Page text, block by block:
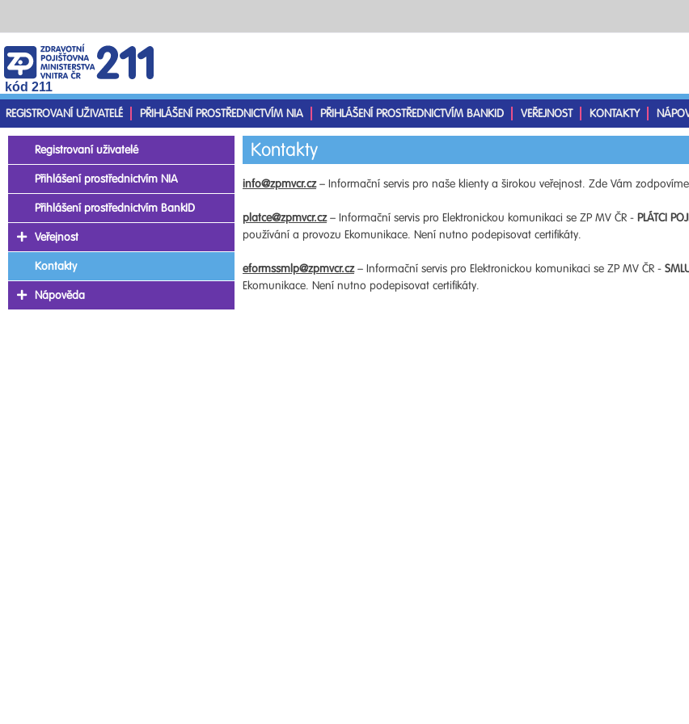
kód 211
REGISTROVANÍ UŽIVATELÉ
PŘIHLÁŠENÍ PROSTŘEDNICTVÍM NIA PŘIHLÁŠENÍ PROSTŘEDNICTVÍM BANKID VEŘEJNOST KONTAKTY
Kontakty
info@zpmvcr.cz– Informační servis pro naše klienty a širokou veřejnost. Zde Vám
platce@zpmvcr.cz– Informační servis pro Elektronickou komunikaci se ZP MV ČR - PLÁTCI
používání a provozu Ekomunikace. Není nutno podepisovat certifikáty.
eformssmlp@zpmvcr.cz– Informační servis pro Elektronickou komunikaci se ZP MV ČR -
Ekomunikace. Není nutno podepisovat certifikáty.
Registrovaní uživatelé
Přihlášení prostřednictvím NIA
Přihlášení prostřednictvím BankID
Veřejnost
Kontakty
Nápověda